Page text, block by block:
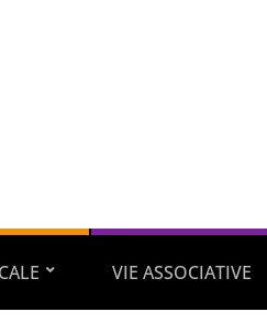
VIE ASSOCIATIVE